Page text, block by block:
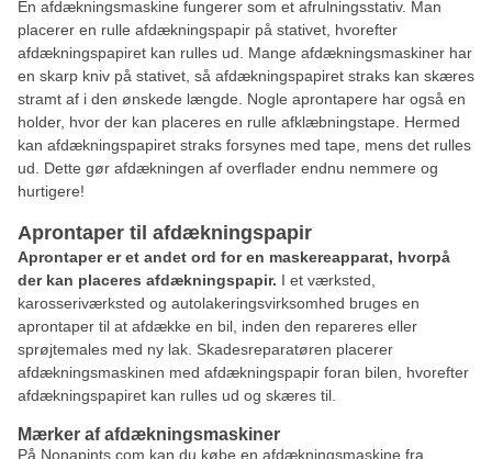
En afdækningsmaskine fungerer som et afrulningsstativ. Man
placerer en rulle afdækningspapir på stativet, hvorefter
afdækningspapiret kan rulles ud. Mange afdækningsmaskiner har
en skarp kniv på stativet, så afdækningspapiret straks kan skæres
stramt af i den ønskede længde. Nogle aprontapere har også en
holder, hvor der kan placeres en rulle afklæbningstape. Hermed
kan afdækningspapiret straks forsynes med tape, mens det rulles
ud. Dette gør afdækningen af overflader endnu nemmere og
hurtigere!
Aprontaper til afdækningspapir
Aprontaper er et andet ord for en maskereapparat, hvorpå
der kan placeres afdækningspapir. I et værksted,
karosseriværksted og autolakeringsvirksomhed bruges en
aprontaper til at afdække en bil, inden den repareres eller
sprøjtemales med ny lak. Skadesreparatøren placerer
afdækningsmaskinen med afdækningspapir foran bilen, hvorefter
afdækningspapiret kan rulles ud og skæres til.
Mærker af afdækningsmaskiner
På Nonapints.com kan du købe en afdækningsmaskine fra